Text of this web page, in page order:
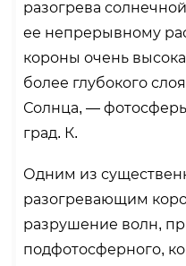
разогрева
ее непрерывному
короны очень
более глубокого
Солнца, —
град. К.
Одним из
разогревающим
разрушение волн,
подфотосферного,